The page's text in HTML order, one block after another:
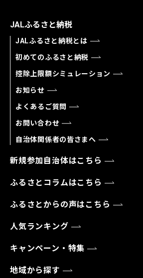
JALふるさと納税
JALふるさと納税とは
初めてのふるさと納税
控除上限額シミュレーション
お知らせ
よくあるご質問
お問い合わせ
自治体関係者の皆さまへ
新規参加自治体はこちら
ふるさとコラムはこちら
ふるさとからの声はこちら
人気ランキング
キャンペーン・特集
地域から探す